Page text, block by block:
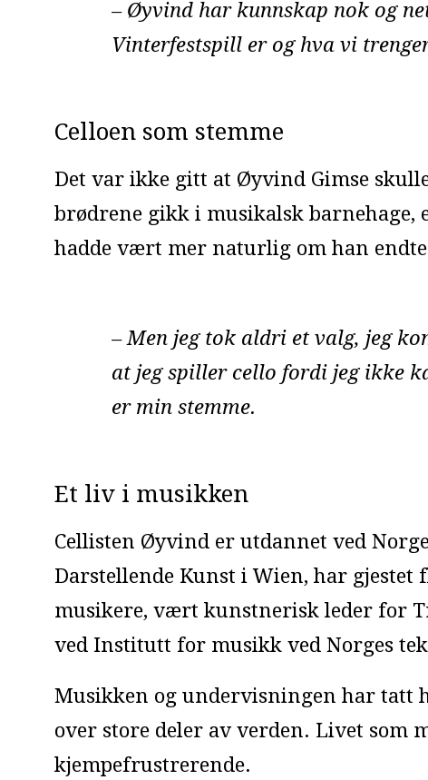
– Øyvind har kunnskap nok og
Vinterfestspill er og hva vi
Celloen som stemme
Det var ikke gitt at Øyvind Gimse
brødrene gikk i musikalsk barnehage,
hadde vært mer naturlig om han
– Men jeg tok aldri et valg, jeg
at jeg spiller cello fordi jeg ikke
er min stemme.
Et liv i musikken
Cellisten Øyvind er utdannet ved
Darstellende Kunst i Wien, har gjestet
musikere, vært kunstnerisk leder for
ved Institutt for musikk ved Norges
Musikken og undervisningen har tatt
over store deler av verden. Livet
kjempefrustrerende.